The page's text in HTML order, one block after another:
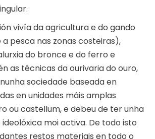
vivía da agricultura e do gando
pesca nas zonas costeiras),
do bronce e do ferro e
as técnicas da ourivaria do ouro,
sociedade baseada en
en unidades máis amplas
ou castellum, e debeu de ter unha
moi activa. De todo isto
restos materiais en todo o